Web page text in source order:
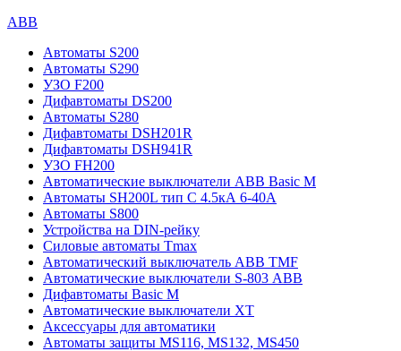
ABB
Автоматы S200
Автоматы S290
УЗО F200
Дифавтоматы DS200
Автоматы S280
Дифавтоматы DSH201R
Дифавтоматы DSH941R
УЗО FH200
Автоматические выключатели ABB Basic M
Автоматы SH200L тип С 4.5кА 6-40А
Автоматы S800
Устройства на DIN-рейку
Силовые автоматы Tmax
Автоматический выключатель ABB TMF
Автоматические выключатели S-803 АВВ
Дифавтоматы Basic M
Автоматические выключатели XT
Аксессуары для автоматики
Автоматы защиты MS116, MS132, MS450